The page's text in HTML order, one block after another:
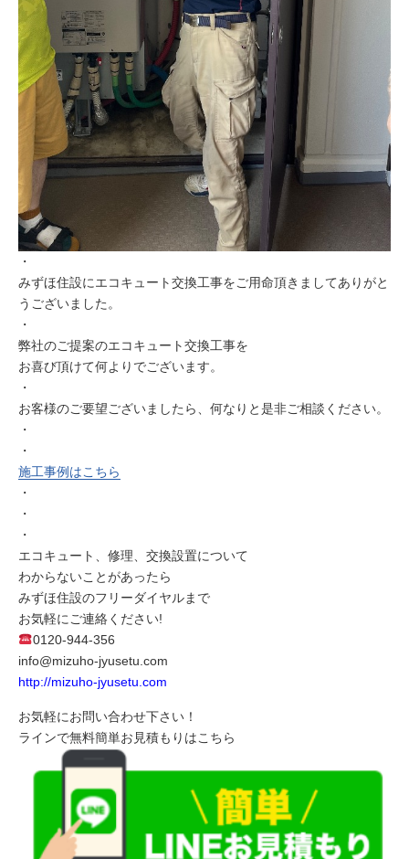
・
みずほ住設にエコキュート交換工事をご用命頂きましてありがと
うございました。
・
弊社のご提案のエコキュート交換工事を
お喜び頂けて何よりでございます。
・
お客様のご要望ございましたら、何なりと是非ご相談ください。
・
・
施工事例はこちら
・
・
・
エコキュート、修理、交換設置について
わからないことがあったら
みずほ住設のフリーダイヤルまで
お気軽にご連絡ください!
0120-944-356
info@mizuho-jyusetu.com
http://mizuho-jyusetu.com
お気軽にお問い合わせ下さい！
ラインで無料簡単お見積もりはこちら